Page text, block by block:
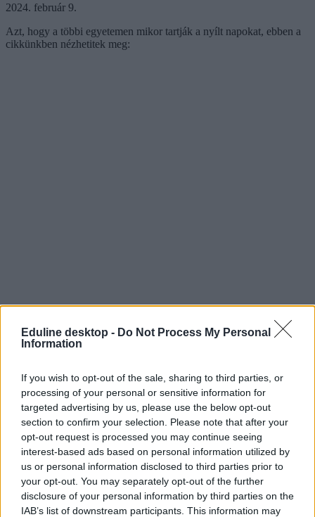
Eduline desktop - Do Not Process My Personal
Information
If you wish to opt-out of the sale, sharing to third parties, or
processing of your personal or sensitive information for
targeted advertising by us, please use the below opt-out
section to confirm your selection. Please note that after your
opt-out request is processed you may continue seeing
interest-based ads based on personal information utilized by
us or personal information disclosed to third parties prior to
your opt-out. You may separately opt-out of the further
disclosure of your personal information by third parties on the
IAB’s list of downstream participants. This information may
2024. február 9.
Azt, hogy a többi egyetemen mikor tartják a nyílt napokat, ebben a
cikkünkben nézhetitek meg: